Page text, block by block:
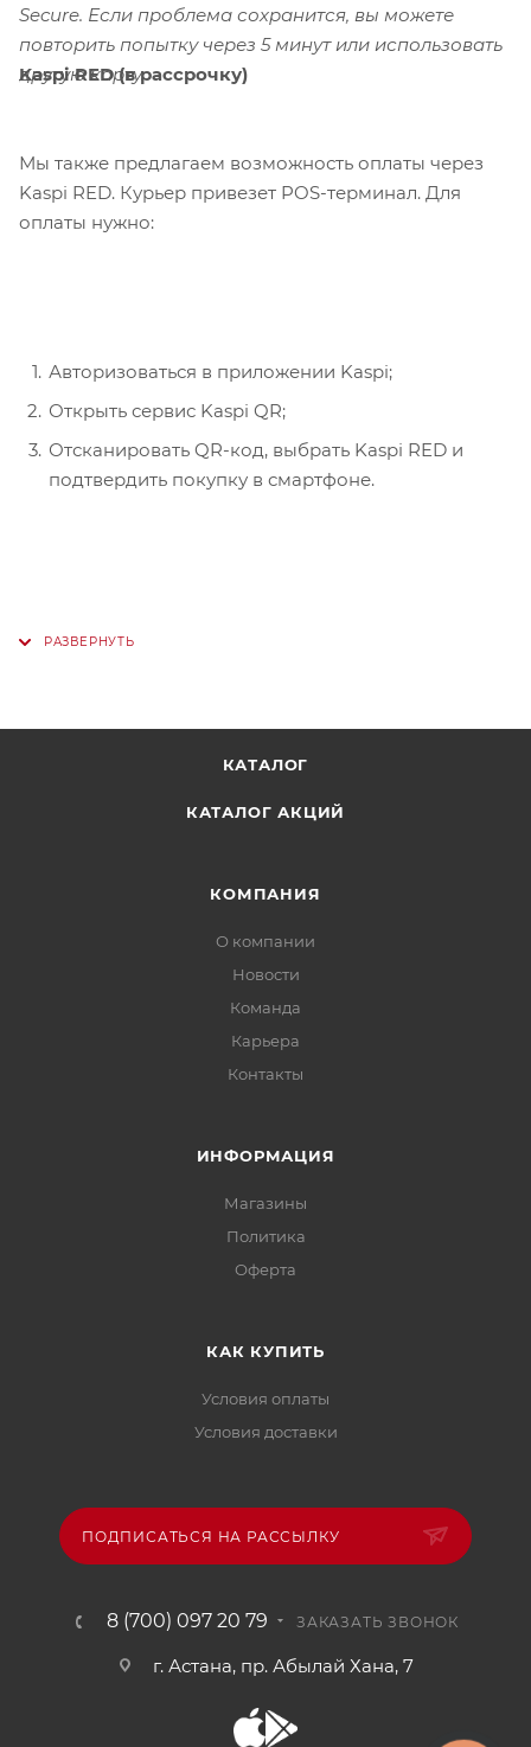
Secure. Если проблема сохранится, вы можете
повторить попытку через 5 минут или использовать
другую карту.
Kaspi RED (в рассрочку)
Мы также предлагаем возможность оплаты через
Kaspi RED. Курьер привезет POS-терминал. Для
оплаты нужно:
Авторизоваться в приложении Kaspi;
Открыть сервис Kaspi QR;
Отсканировать QR-код, выбрать Kaspi RED и
подтвердить покупку в смартфоне.
КАТАЛОГ
КАТАЛОГ АКЦИЙ
КОМПАНИЯ
О компании
Новости
Команда
Карьера
Контакты
ИНФОРМАЦИЯ
Магазины
Политика
Офертa
КАК КУПИТЬ
Условия оплаты
Условия доставки
ПОДПИСАТЬСЯ НА РАССЫЛКУ
8 (700) 097 20 79 ЗАКАЗАТЬ ЗВОНОК
г. Астана, пр. Абылай Хана, 7